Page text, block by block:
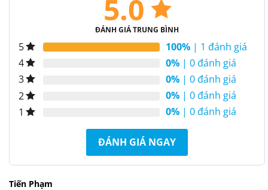
5.0
ĐÁNH GIÁ TRUNG BÌNH
5 100% | 1 đánh giá
4
0% | 0 đánh giá
3
0% | 0 đánh giá
2
0% | 0 đánh giá
1
0% | 0 đánh giá
ĐÁNH GIÁ NGAY
Tiến Phạm